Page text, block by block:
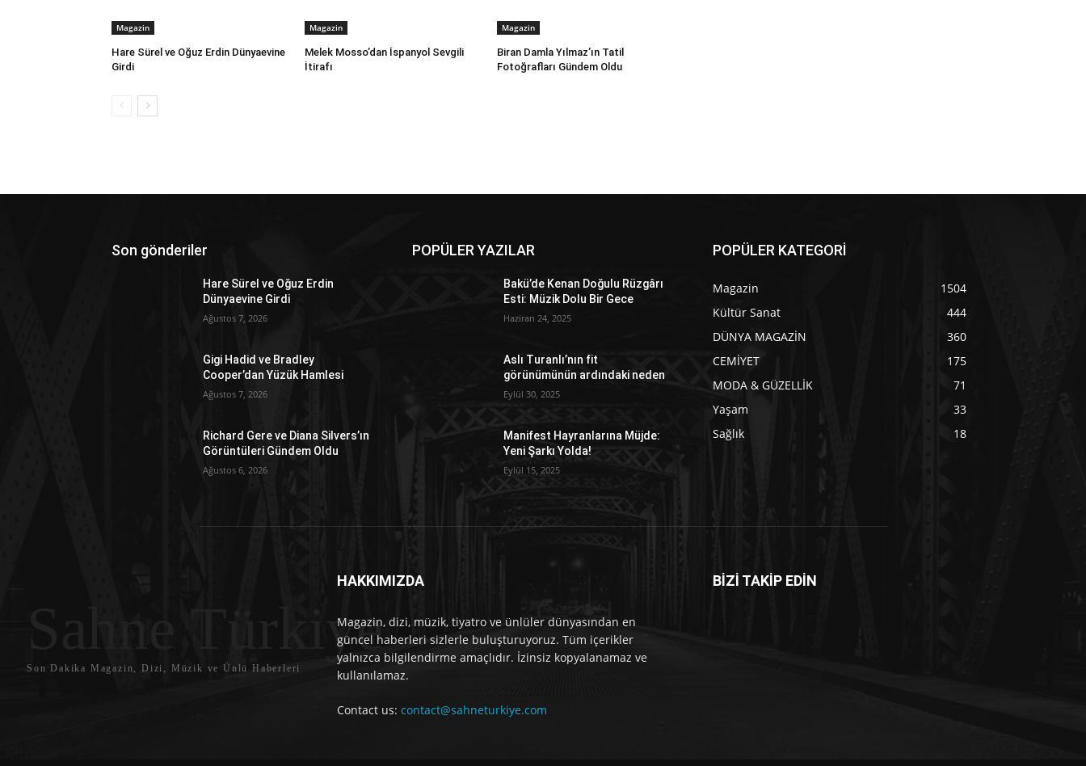
Magazin
Hare Sürel ve Oğuz Erdin Dünyaevine
Girdi
Magazin
Melek Mosso’dan İspanyol Sevgili
İtirafı
Magazin
Biran Damla Yılmaz’ın Tatil
Fotoğrafları Gündem Oldu
Son gönderiler
Hare Sürel ve Oğuz Erdin
Dünyaevine Girdi
Ağustos 7, 2026
Gigi Hadid ve Bradley
Cooper’dan Yüzük Hamlesi
Ağustos 7, 2026
Richard Gere ve Diana Silvers’ın
Görüntüleri Gündem Oldu
Ağustos 6, 2026
POPÜLER YAZILAR
Bakü’de Kenan Doğulu Rüzgârı
Esti: Müzik Dolu Bir Gece
Haziran 24, 2025
Aslı Turanlı’nın fit
görünümünün ardındaki neden
Eylül 30, 2025
Manifest Hayranlarına Müjde:
Yeni Şarkı Yolda!
Eylül 15, 2025
POPÜLER KATEGORİ
Magazin
1504
Kültür Sanat
444
DÜNYA MAGAZİN
360
CEMİYET
175
MODA & GÜZELLİK
71
Yaşam
33
Sağlık
18
Sahne Türkiye
Son Dakika Magazin, Dizi, Müzik ve Ünlü Haberleri
HAKKIMIZDA
Magazin, dizi, müzik, tiyatro ve ünlüler dünyasından en
güncel haberleri sizlerle buluşturuyoruz. Tüm içerikler
yalnızca bilgilendirme amaçlıdır. İzinsiz kopyalanamaz ve
kullanılamaz.
Contact us: contact@sahneturkiye.com
BİZİ TAKİP EDİN